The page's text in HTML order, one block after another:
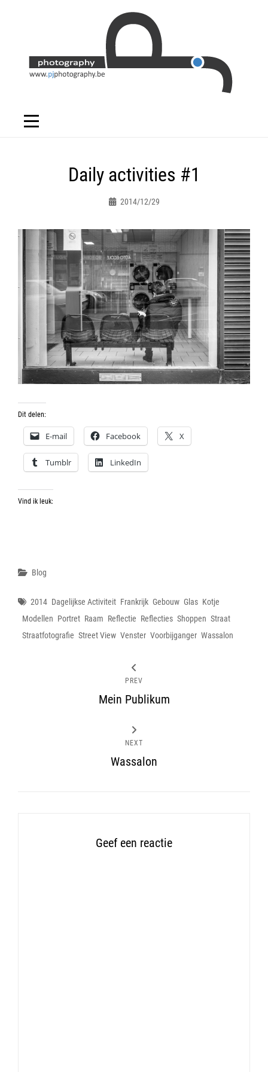
Daily activities #1
2014/12/29
Dit delen:
E-mail Facebook X
Tumblr LinkedIn
Vind ik leuk:
Categories
Blog
Tags
2014 Dagelijkse Activiteit Frankrijk Gebouw Glas Kotje
Modellen Portret Raam Reflectie Reflecties Shoppen Straat
Straatfotografie Street View Venster Voorbijganger Wassalon
PREV
Mein Publikum
NEXT
Wassalon
Geef een reactie